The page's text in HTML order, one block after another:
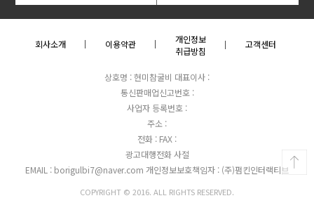
회사소개 이용약관
개인정보
취급방침
고객센터
상호명 : 현미참굴비 대표이사 :
통신판매업신고번호 :
사업자 등록번호 :
주소 :
전화 : FAX :
광고대행전화 사절
EMAIL : borigulbi7@naver.com 개인정보보호책임자 : (주)펌킨인터랙티브
COPYRIGHT © 2016. ALL RIGHTS RESERVED.